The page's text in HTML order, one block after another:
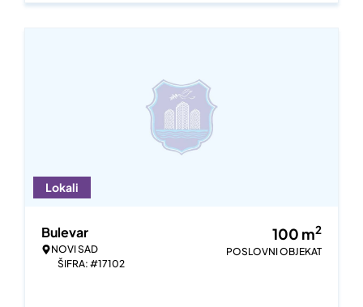
Lokali
Bulevar
NOVI SAD
ŠIFRA: #17102
100 m2
POSLOVNI OBJEKAT